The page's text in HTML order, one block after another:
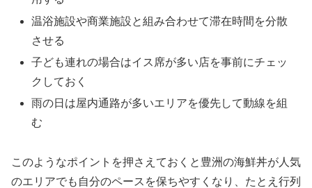
温浴施設や商業施設と組み合わせて滞在時間を分散
させる
子ども連れの場合はイス席が多い店を事前にチェッ
クしておく
雨の日は屋内通路が多いエリアを優先して動線を組
む
このようなポイントを押さえておくと豊洲の海鮮丼が人気
のエリアでも自分のペースを保ちやすくなり、たとえ行列